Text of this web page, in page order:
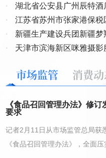
的一系列错误执行裁定及超范
经济发展和稳定于不顾，导致
200工人下岗失业在家，民营企
安县人民法院为了逼迫受害人
起枉法执行裁定，超范围、超
公众无法查询。上述行为直接
工停产等巨大的经济损失。
行为，淳安县人民法院“以程序
缺失法律支持”违法作出（
不赔，询问刘阿姨是否要参与投
元，如果赚钱了再多投。” 就
资平台转入近20笔、共计200
男子还专门发来网页链接，表
姨投入全部积蓄、准备提现时，
双方关系日渐亲近后，再引导其
说。 苏伟建议，老年人可适
态，发布时要注意保护个人信
信。 延伸阅读 防诈三招
石县公安局反诈民警总结常见
人急用钱时，刷到“无抵押、秒
约定提供商品案
·
湖北省公安县广州辰特
用格式条款侵害消费者权
·
江苏省苏州市张家港保
利用格式条款侵害消费者
·
新疆生产建设兵团新疆
行承诺案
·
天津市滨海新区咪雅摄
市场监管 消费
《食品召回管理办法》修
要求
记者2月11日从市场监管总局获
《食品召回管理办法》，全面